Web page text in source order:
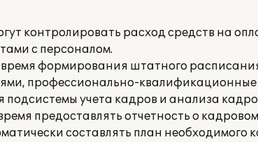
контролировать расход средств на
с персоналом.
время формирования штатного
профессионально-
подсистемы учета кадров и анализа
предоставлять отчетность о
составлять план необходимого